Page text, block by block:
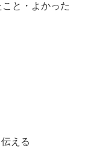
と・よかった
える